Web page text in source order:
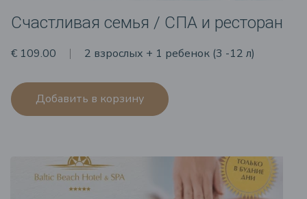
Счастливая семья / СПА и ресторан
€ 109.00 2 взрослых + 1 ребенок (3 -12 л)
Добавить в корзину